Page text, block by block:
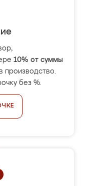
10% от суммы
производство.
без %.